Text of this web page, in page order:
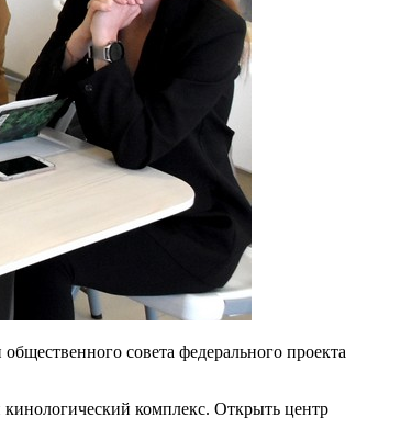
совета федерального проекта
кинологический комплекс. Открыть центр